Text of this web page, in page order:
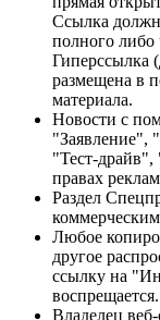
Ссылка
полного либо
Гиперссылка
размещена в
материала.
Новости с
"Заявление",
"Тест-
правах
Раздел
Любое
другое
ссылку на
воспрещается.
Владелец